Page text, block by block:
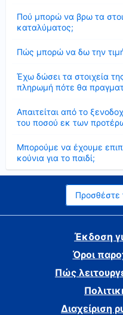
Πού μπορώ να βρω τα
καταλύματος;
Πώς μπορώ να δω την
Έχω δώσει τα στοιχεία
πληρωμή πότε θα
Απαιτείται από το
του ποσού εκ των
Μπορούμε να έχουμε
κούνια για το παιδί;
Προσθέστε
Έκδοση
Όροι
Πώς
Διαχείριση